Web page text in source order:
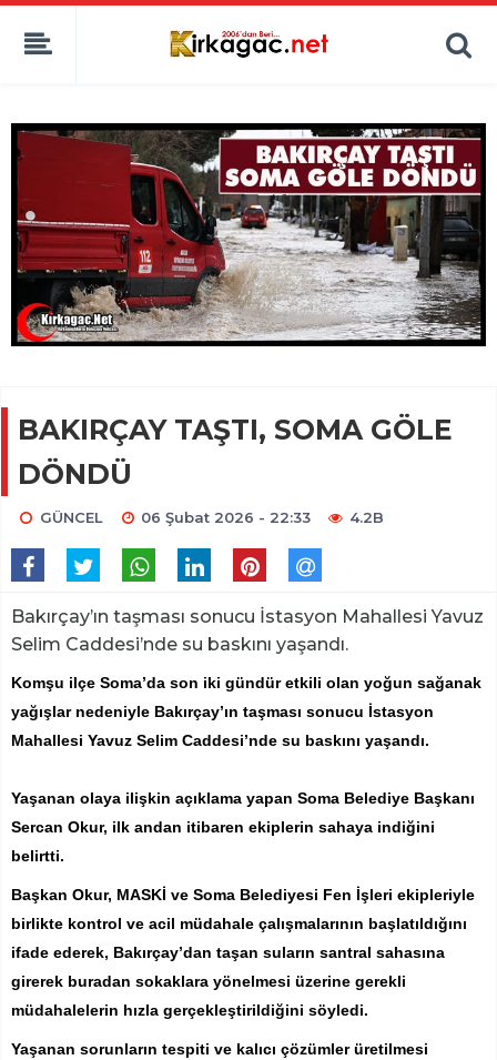
BAKIRÇAY TAŞTI, SOMA GÖLE
DÖNDÜ
GÜNCEL 06 Şubat 2026 - 22:33 4.2B
Bakırçay’ın taşması sonucu İstasyon Mahallesi Yavuz
Selim Caddesi’nde su baskını yaşandı.
Komşu ilçe Soma’da son iki gündür etkili olan yoğun sağanak
yağışlar nedeniyle Bakırçay’ın taşması sonucu İstasyon
Mahallesi Yavuz Selim Caddesi’nde su baskını yaşandı.
Yaşanan olaya ilişkin açıklama yapan Soma Belediye Başkanı
Sercan Okur, ilk andan itibaren ekiplerin sahaya indiğini
belirtti.
Başkan Okur, MASKİ ve Soma Belediyesi Fen İşleri ekipleriyle
birlikte kontrol ve acil müdahale çalışmalarının başlatıldığını
ifade ederek, Bakırçay’dan taşan suların santral sahasına
girerek buradan sokaklara yönelmesi üzerine gerekli
müdahalelerin hızla gerçekleştirildiğini söyledi.
Yaşanan sorunların tespiti ve kalıcı çözümler üretilmesi